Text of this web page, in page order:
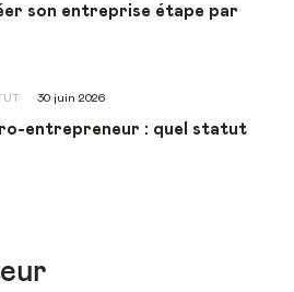
son entreprise étape par
30 juin 2026
entrepreneur : quel statut